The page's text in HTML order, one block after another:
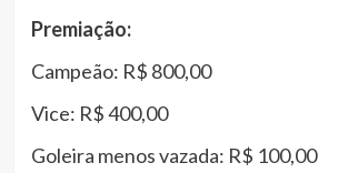
Premiação:
Campeão: R$ 800,00
Vice: R$ 400,00
Goleira menos vazada: R$ 100,00